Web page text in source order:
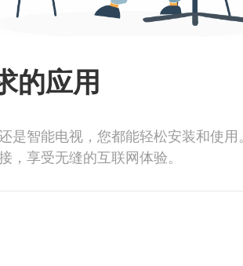
的应用
智能电视，您都能轻松安装和使用。
享受无缝的互联网体验。